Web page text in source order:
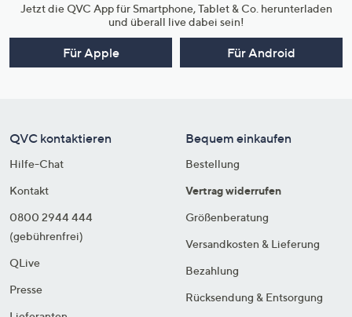
Jetzt die QVC App für Smartphone, Tablet & Co. herunterladen
und überall live dabei sein!
Für Apple Für Android
QVC kontaktieren
Hilfe-Chat
Kontakt
0800 2944 444
(gebührenfrei)
QLive
Presse
Bequem einkaufen
Bestellung
Vertrag widerrufen
Größenberatung
Versandkosten & Lieferung
Bezahlung
Rücksendung & Entsorgung